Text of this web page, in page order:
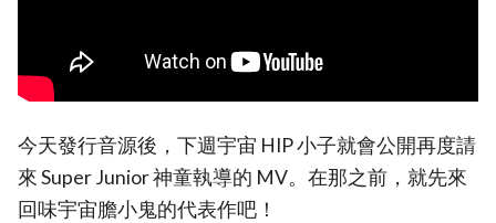
今天發行音源後，下週宇宙 HIP 小子就會公開再度請
來 Super Junior 神童執導的 MV。在那之前，就先來
回味宇宙膽小鬼的代表作吧！